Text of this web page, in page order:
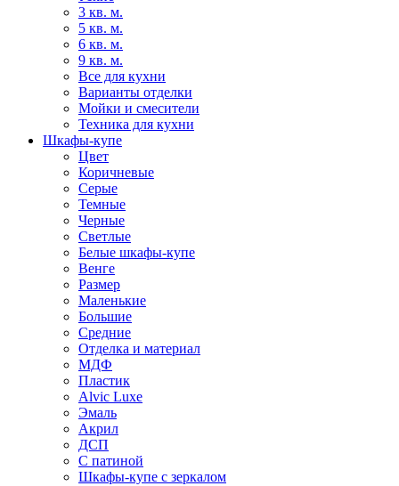
3 кв. м.
5 кв. м.
6 кв. м.
9 кв. м.
Все для кухни
Варианты отделки
Мойки и смесители
Техника для кухни
Шкафы-купе
Цвет
Коричневые
Серые
Темные
Черные
Светлые
Белые шкафы-купе
Венге
Размер
Маленькие
Большие
Средние
Отделка и материал
МДФ
Пластик
Alvic Luxe
Эмаль
Акрил
ДСП
С патиной
Шкафы-купе с зеркалом